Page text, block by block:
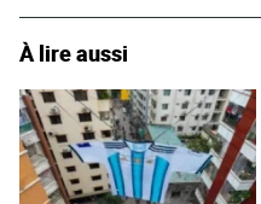
À lire aussi